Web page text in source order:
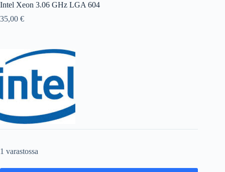
Intel Xeon 3.06 GHz LGA 604
35,00 €
1 varastossa